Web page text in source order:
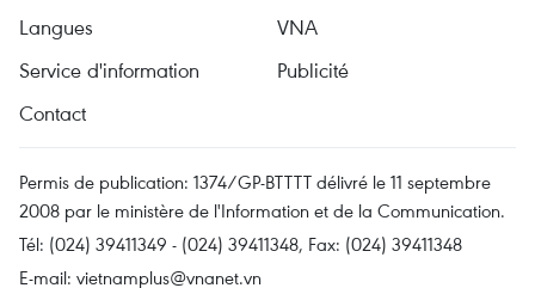
Langues
VNA
Service d'information
Publicité
Contact
Permis de publication: 1374/GP-BTTTT délivré le 11 septembre
2008 par le ministère de l'Information et de la Communication.
Tél: (024) 39411349 - (024) 39411348, Fax: (024) 39411348
E-mail: vietnamplus@vnanet.vn